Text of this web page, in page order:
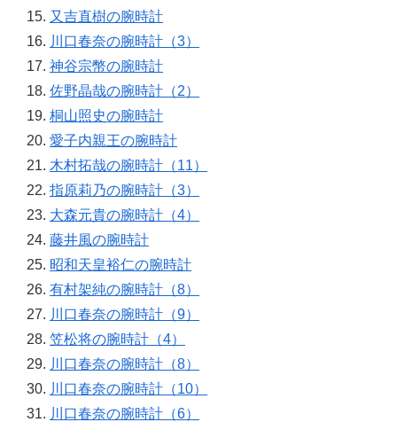
又吉直樹の腕時計
川口春奈の腕時計（3）
神谷宗幣の腕時計
佐野晶哉の腕時計（2）
桐山照史の腕時計
愛子内親王の腕時計
木村拓哉の腕時計（11）
指原莉乃の腕時計（3）
大森元貴の腕時計（4）
藤井風の腕時計
昭和天皇裕仁の腕時計
有村架純の腕時計（8）
川口春奈の腕時計（9）
笠松将の腕時計（4）
川口春奈の腕時計（8）
川口春奈の腕時計（10）
川口春奈の腕時計（6）